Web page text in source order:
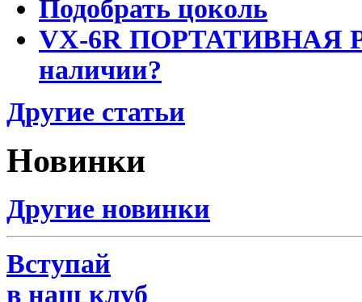
Подобрать цоколь
VX-6R ПОРТАТИВНАЯ
наличии?
Другие статьи
Новинки
Другие новинки
Вступай
в наш клуб